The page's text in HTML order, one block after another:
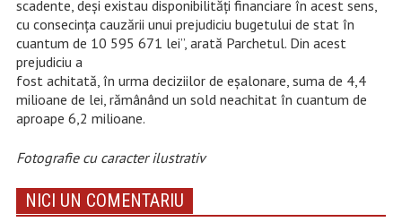
scadente, deşi existau disponibilități financiare în acest sens,
cu consecința cauzării unui prejudiciu bugetului de stat în
cuantum de 10 595 671 lei”, arată Parchetul. Din acest
prejudiciu a
fost achitată, în urma deciziilor de eşalonare, suma de 4,4
milioane de lei, rămânând un sold neachitat în cuantum de
aproape 6,2 milioane.
Fotografie cu caracter ilustrativ
NICI UN COMENTARIU